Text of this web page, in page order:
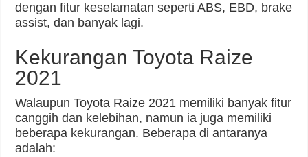
dengan fitur keselamatan seperti ABS, EBD, brake
assist, dan banyak lagi.
Kekurangan Toyota Raize
2021
Walaupun Toyota Raize 2021 memiliki banyak fitur
canggih dan kelebihan, namun ia juga memiliki
beberapa kekurangan. Beberapa di antaranya
adalah: